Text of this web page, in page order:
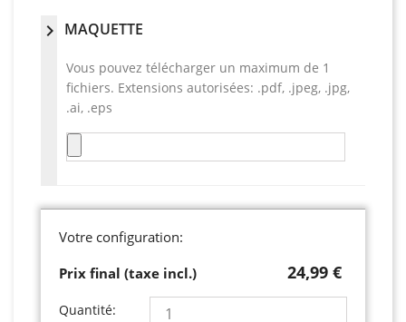
chevron_right MAQUETTE
Vous pouvez télécharger un maximum de 1
fichiers. Extensions autorisées: .pdf, .jpeg, .jpg,
.ai, .eps
Votre configuration:
Prix final (taxe incl.)
24,99 €
Quantité: